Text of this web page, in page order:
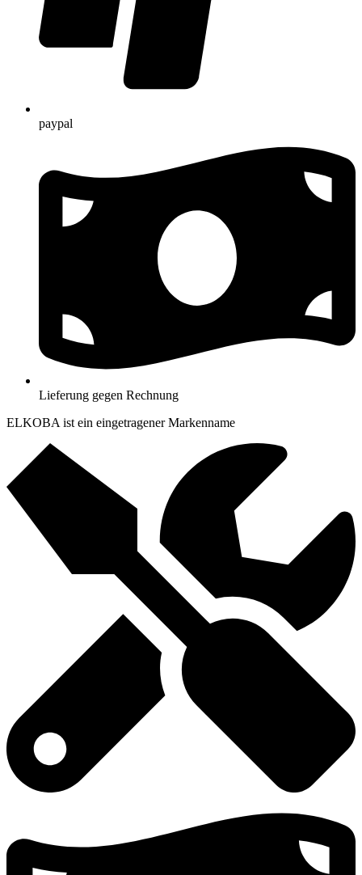
paypal
Lieferung gegen Rechnung
ELKOBA ist ein eingetragener Markenname